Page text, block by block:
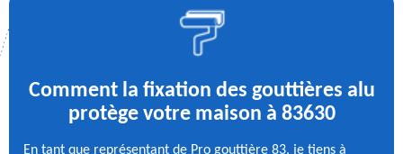
Comment la fixation des gouttières alu
protège votre maison à 83630
En tant que représentant de Pro gouttière 83, je tiens à